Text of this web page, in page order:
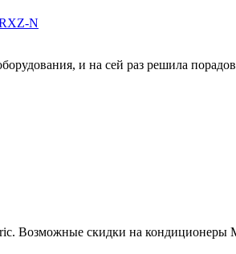
N
и на сей раз решила
Возможные скидки на кондиционеры